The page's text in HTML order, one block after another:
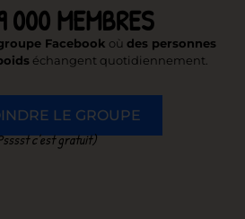
000 MEMBRES
Facebook où des personnes
échangent quotidiennement.
LE GROUPE
c’est gratuit)